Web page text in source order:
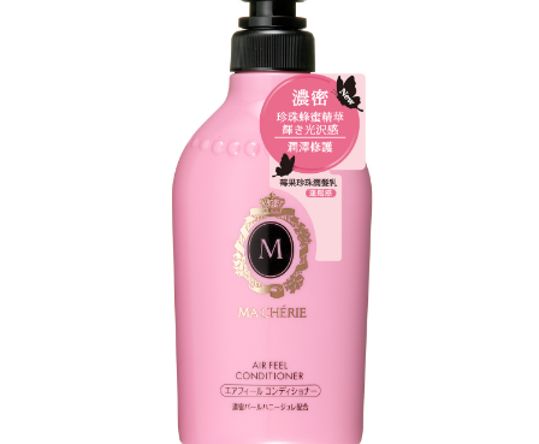
２．關於個人資料處理事宜，請瀏覽以下網址：
３．未成年的使用者請事先徵得法定代理人或監護人之同意方可使用
「AFTEE先享後付」，若未經同意申辦者引起之損失，本公司不負相關責
４．使用「AFTEE先享後付」時，將依據個別帳號之用戶狀況，依本公司即
時審查核予不同之上限額度；若仍有額度不足之情形，本公司將視審查結果
請求用戶進行身份認證。
５．嚴禁一人註冊多個帳號或使用他人資訊註冊。若發現惡意使用之情形，
恩沛科技股份有限公司將有權停止該用戶之使用額度並採取法律行動。
每筆NT$65，滿NT$490(含以上)免運費
每筆NT$100，滿NT$790(含以上)免運費
付款後寶雅門市自取(由倉庫統一出貨)
每筆NT$80，滿NT$290(含以上)免運費